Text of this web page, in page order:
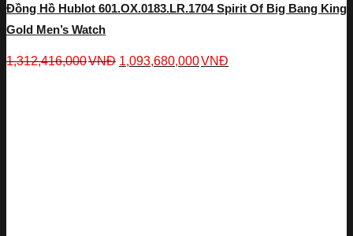
Đồng Hồ Hublot 601.OX.0183.LR.1704 Spirit Of Big Bang King
Gold Men’s Watch
1,312,416,000VNĐ 1,093,680,000VNĐ